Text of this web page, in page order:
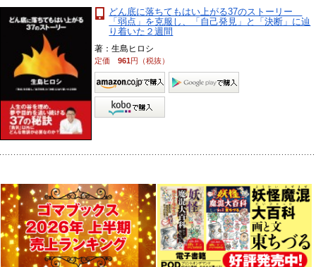
どん底に落ちてもはい上がる37のストーリー
「弱点」を克服し、「自己発見」と「決断」に辿
り着いた２週間
著：生島ヒロシ
定価961円（税抜）